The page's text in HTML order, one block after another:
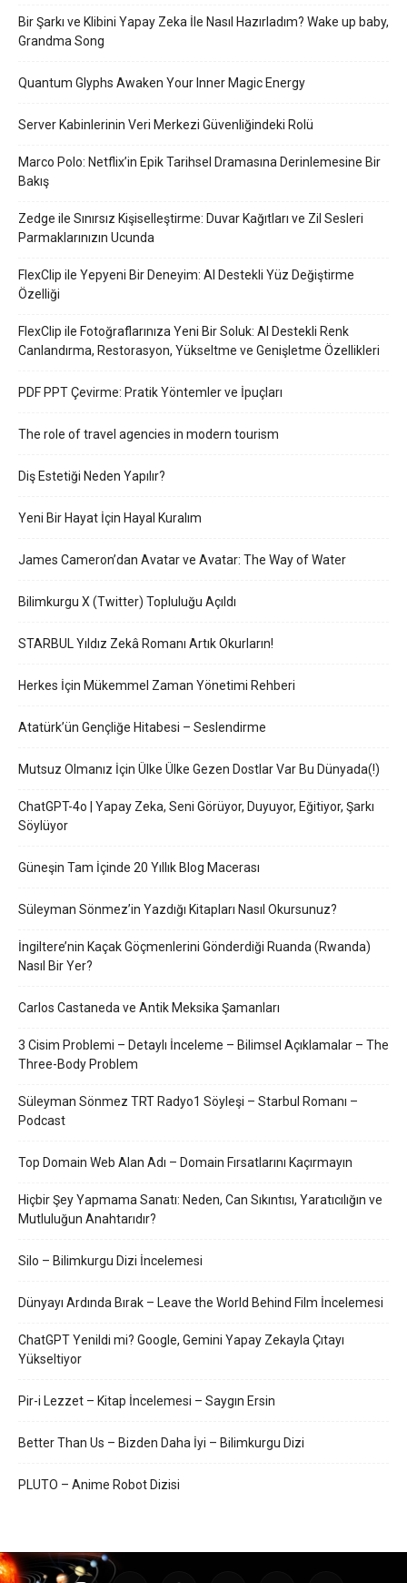
Bir Şarkı ve Klibini Yapay Zeka İle Nasıl Hazırladım? Wake up baby,
Grandma Song
Quantum Glyphs Awaken Your Inner Magic Energy
Server Kabinlerinin Veri Merkezi Güvenliğindeki Rolü
Marco Polo: Netflix’in Epik Tarihsel Dramasına Derinlemesine Bir
Bakış
Zedge ile Sınırsız Kişiselleştirme: Duvar Kağıtları ve Zil Sesleri
Parmaklarınızın Ucunda
FlexClip ile Yepyeni Bir Deneyim: AI Destekli Yüz Değiştirme
Özelliği
FlexClip ile Fotoğraflarınıza Yeni Bir Soluk: AI Destekli Renk
Canlandırma, Restorasyon, Yükseltme ve Genişletme Özellikleri
PDF PPT Çevirme: Pratik Yöntemler ve İpuçları
The role of travel agencies in modern tourism
Diş Estetiği Neden Yapılır?
Yeni Bir Hayat İçin Hayal Kuralım
James Cameron’dan Avatar ve Avatar: The Way of Water
Bilimkurgu X (Twitter) Topluluğu Açıldı
STARBUL Yıldız Zekâ Romanı Artık Okurların!
Herkes İçin Mükemmel Zaman Yönetimi Rehberi
Atatürk’ün Gençliğe Hitabesi – Seslendirme
Mutsuz Olmanız İçin Ülke Ülke Gezen Dostlar Var Bu Dünyada(!)
ChatGPT-4o | Yapay Zeka, Seni Görüyor, Duyuyor, Eğitiyor, Şarkı
Söylüyor
Güneşin Tam İçinde 20 Yıllık Blog Macerası
Süleyman Sönmez’in Yazdığı Kitapları Nasıl Okursunuz?
İngiltere’nin Kaçak Göçmenlerini Gönderdiği Ruanda (Rwanda)
Nasıl Bir Yer?
Carlos Castaneda ve Antik Meksika Şamanları
3 Cisim Problemi – Detaylı İnceleme – Bilimsel Açıklamalar – The
Three-Body Problem
Süleyman Sönmez TRT Radyo1 Söyleşi – Starbul Romanı –
Podcast
Top Domain Web Alan Adı – Domain Fırsatlarını Kaçırmayın
Hiçbir Şey Yapmama Sanatı: Neden, Can Sıkıntısı, Yaratıcılığın ve
Mutluluğun Anahtarıdır?
Silo – Bilimkurgu Dizi İncelemesi
Dünyayı Ardında Bırak – Leave the World Behind Film İncelemesi
ChatGPT Yenildi mi? Google, Gemini Yapay Zekayla Çıtayı
Yükseltiyor
Pir-i Lezzet – Kitap İncelemesi – Saygın Ersin
Better Than Us – Bizden Daha İyi – Bilimkurgu Dizi
PLUTO – Anime Robot Dizisi